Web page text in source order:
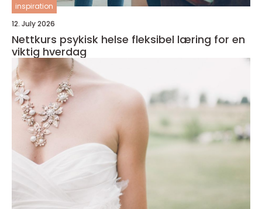
inspiration
12. July 2026
Nettkurs psykisk helse fleksibel læring for en
viktig hverdag